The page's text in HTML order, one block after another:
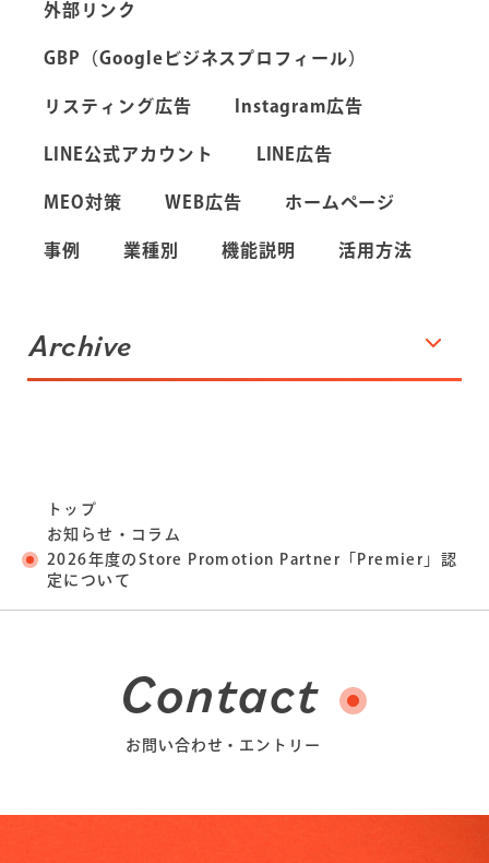
外部リンク
GBP（Googleビジネスプロフィール）
リスティング広告 Instagram広告
LINE公式アカウント LINE広告
MEO対策 WEB広告 ホームページ
事例 業種別 機能説明 活用方法
Archive
トップ
お知らせ・コラム
2026年度のStore Promotion Partner「Premier」認
定について
Contact
お問い合わせ・エントリー